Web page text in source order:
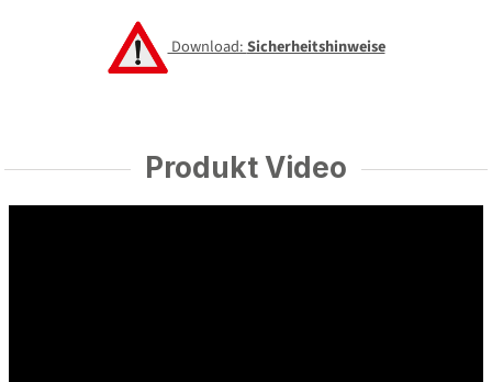
Download:Sicherheitshinweise
Produkt Video